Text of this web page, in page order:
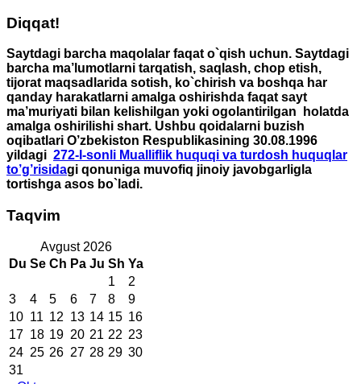
Diqqat!
Saytdagi barcha maqolalar faqat o`qish uchun. Saytdagi
barcha ma’lumotlarni tarqatish, saqlash, chop etish,
tijorat maqsadlarida sotish, ko`chirish va boshqa har
qanday harakatlarni amalga oshirishda faqat sayt
ma’muriyati bilan kelishilgan yoki ogolantirilgan holatda
amalga oshirilishi shart. Ushbu qoidalarni buzish
oqibatlari O’zbekiston Respublikasining 30.08.1996
yildagi 272-I-sonli Mualliflik huquqi va turdosh huquqlar
to’g’risidagi qonuniga muvofiq jinoiy javobgarligla
tortishga asos bo`ladi.
Taqvim
Avgust 2026
Du Se Ch Pa Ju Sh Ya
1
2
3
4 5 6 7 8
9
10 11 12 13 14 15 16
17 18 19 20 21 22 23
24 25 26 27 28 29 30
31